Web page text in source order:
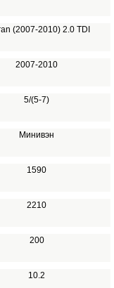
(2007-2010) 2.0 TDI
2007-2010
5/(5-7)
Минивэн
1590
2210
200
10.2